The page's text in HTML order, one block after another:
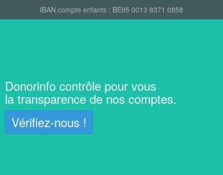
IBAN compte enfants : BE95 0013 8371 0858
Donorinfo contrôle pour vous
la transparence de nos comptes.
Vérifiez-nous !